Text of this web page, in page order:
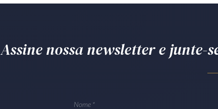
Assine nossa newsletter e junte-
Nome